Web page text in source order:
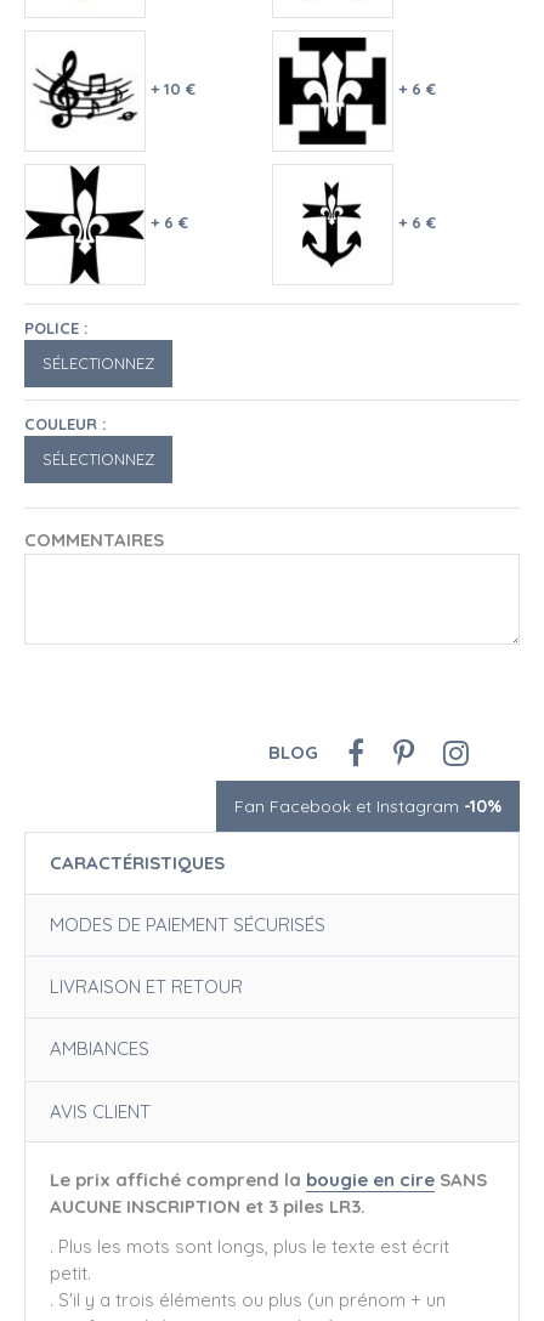
+ 10 € + 6 €
+ 6 € + 6 €
POLICE :
COULEUR :
COMMENTAIRES
BLOG
Fan Facebook et Instagram -10%
CARACTÉRISTIQUES
MODES DE PAIEMENT SÉCURISÉS
LIVRAISON ET RETOUR
AMBIANCES
AVIS CLIENT
Le prix affiché comprend la bougie en cire SANS
AUCUNE INSCRIPTION et 3 piles LR3.
. Plus les mots sont longs, plus le texte est écrit
petit.
. S'il y a trois éléments ou plus (un prénom + un